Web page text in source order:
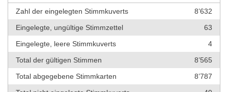
Zahl der eingelegten Stimmkuverts
8’632
Eingelegte, ungültige Stimmzettel
63
Eingelegte, leere Stimmkuverts
4
Total der gültigen Stimmen
8’565
Total abgegebene Stimmkarten
8’787